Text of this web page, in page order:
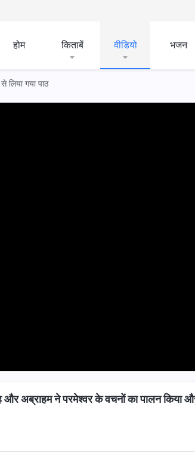
होम किताबें वीडियो भजन
लिया गया पाठ
अब्राहम ने परमेश्वर के वचनों का पालन किया